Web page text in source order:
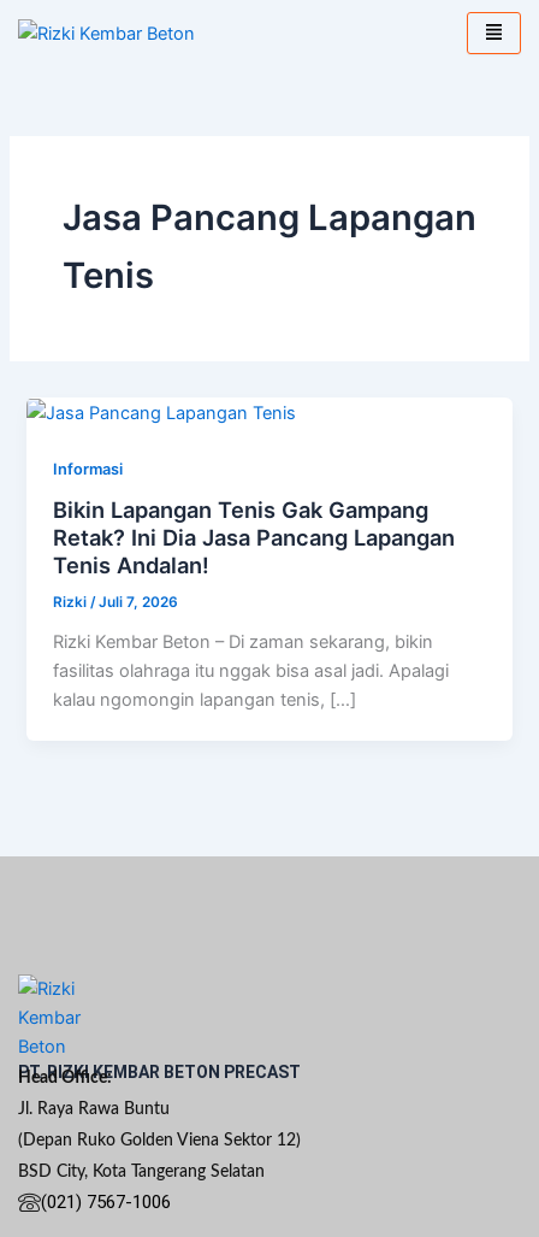
Jasa Pancang Lapangan
Tenis
Informasi
Bikin Lapangan Tenis Gak Gampang
Retak? Ini Dia Jasa Pancang Lapangan
Tenis Andalan!
Rizki/Juli 7, 2026
Rizki Kembar Beton – Di zaman sekarang, bikin
fasilitas olahraga itu nggak bisa asal jadi. Apalagi
kalau ngomongin lapangan tenis, […]
PT. RIZKI KEMBAR BETON PRECAST
Head Office:
Jl. Raya Rawa Buntu
(Depan Ruko Golden Viena Sektor 12)
BSD City, Kota Tangerang Selatan
(021) 7567-1006